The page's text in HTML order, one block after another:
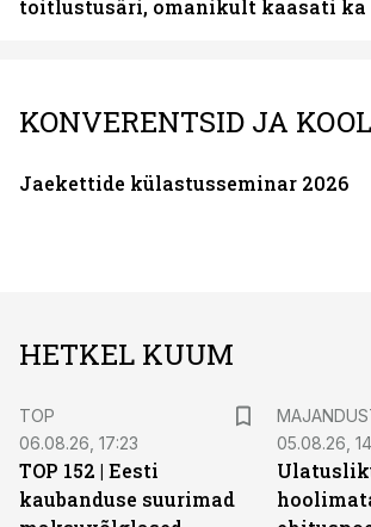
toitlustusäri, omanikult kaasati ka
KONVERENTSID JA
Jaekettide külastusseminar 2026
HETKEL KUUM
TOP
06.08.26, 17:23
TOP 152 | Eesti
kaubanduse suurimad
05.08.26,